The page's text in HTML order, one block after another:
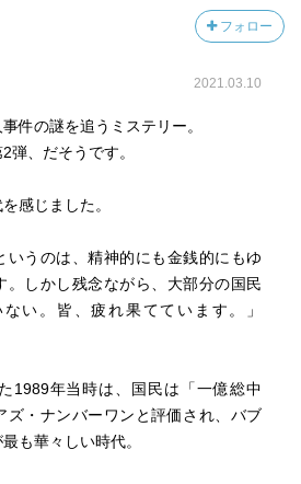
核心にあるのが「未緒の才能と、そ
持つがゆえに、周囲の人々の人生を
、梶田は未緒を舞台の中心に据え
の踊りに宿る孤独と美しさは、加
。
が複雑に絡み合い、誰もが眠りの
た——そんな世界に踏み込んだ加賀
描かれている。
フォロー
2021.03.10
件の謎を追うミステリー。
弾、だそうです。
感じました。
いうのは、精神的にも金銭的にもゆ
。しかし残念ながら、大部分の国民
い。皆、疲れ果てています。」
1989年当時は、国民は「一億総中
ズ・ナンバーワンと評価され、バブ
も華々しい時代。